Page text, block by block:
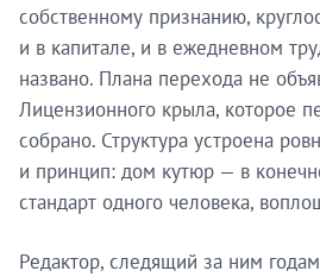
собственному признанию,
и в капитале, и в ежедневном
названо. Плана перехода не
Лицензионного крыла, которое
собрано. Структура устроена
и принцип: дом кутюр — в
стандарт одного человека,
Редактор, следящий за ним